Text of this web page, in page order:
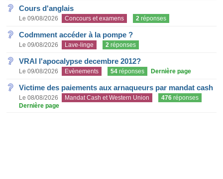
Cours d'anglais
Le 09/08/2026 Concours et examens 2 réponses
Codmment accéder à la pompe ?
Le 09/08/2026 Lave-linge 2 réponses
VRAI l'apocalypse decembre 2012?
Le 09/08/2026 Evènements 54 réponses Dernière page
Victime des paiements aux arnaqueurs par mandat cash
Le 08/08/2026 Mandat Cash et Western Union 476 réponses
Dernière page